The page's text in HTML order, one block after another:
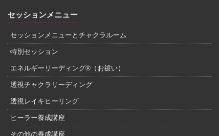
セッションメニュー
セッションメニューとチャクラルーム
特別セッション
エネルギーリーディング®（お祓い）
透視チャクラリーディング
透視レイキヒーリング
ヒーラー養成講座
その他の養成講座